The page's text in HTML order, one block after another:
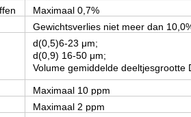
Maximaal 0,7%
Gewichtsverlies niet meer dan
d(0,5)6-23 μm;
d(0,9) 16-50 μm;
Volume gemiddelde deeltjesgrootte
Maximaal 10 ppm
Maximaal 2 ppm